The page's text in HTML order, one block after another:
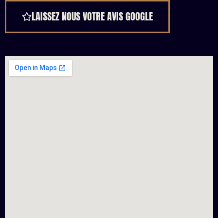
LAISSEZ NOUS VOTRE AVIS GOOGLE